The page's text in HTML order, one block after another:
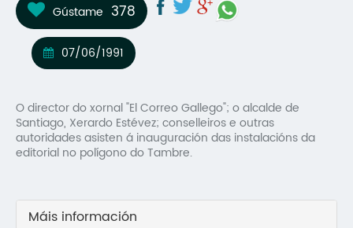
Gústame 378
07/06/1991
O director do xornal "El Correo Gallego"; o alcalde de
Santiago, Xerardo Estévez; conselleiros e outras
autoridades asisten á inauguración das instalacións da
editorial no polígono do Tambre.
Máis información